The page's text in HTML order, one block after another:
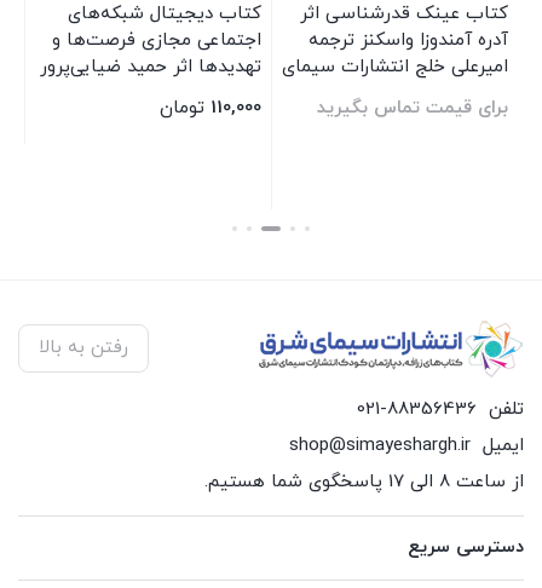
کتاب عینک قدرشناسی اثر
آدره آمندوزا واسکنز ترجمه
امیرعلی خلج انتشارات سیمای
شرق
برای قیمت تماس بگیرید
کتاب دیجیتال شبکه‌های
اجتماعی مجازی فرصت‌ها و
تهدیدها اثر حمید ضیایی‌پرور
انتشارات سیمای شرق
110,000 تومان
رفتن به بالا
تلفن 021-88356436
ایمیل shop@simayeshargh.ir
از ساعت 8 الی 17 پاسخگوی شما هستیم.
دسترسی سریع